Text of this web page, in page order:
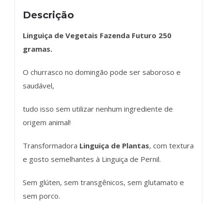
Descrição
Linguiça de Vegetais Fazenda Futuro 250
gramas.
O churrasco no domingão pode ser saboroso e
saudável,
tudo isso sem utilizar nenhum ingrediente de
origem animal!
Transformadora Linguiça de Plantas, com textura
e gosto semelhantes à Linguiça de Pernil.
Sem glúten, sem transgênicos, sem glutamato e
sem porco.